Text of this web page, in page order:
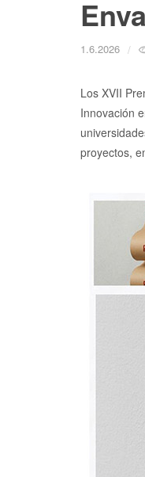
1.6.2026
Los XVII
Innovación
proyectos,